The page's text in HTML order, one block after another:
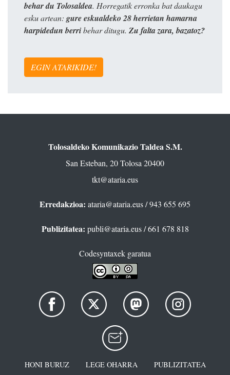
behar du Tolosaldea. Horregatik erronka bat daukagu
esku artean: gure eskualdeko 28 herrietan hamarna
harpidedun berribehar ditugu. Zu falta zara, bazatoz?
EGIN ATARIKIDE!
Tolosaldeko Komunikazio Taldea S.M.
San Esteban, 20 Tolosa 20400
tkt@ataria.eus
Erredakzioa: ataria@ataria.eus/ 943 655 695
Publizitatea: publi@ataria.eus/ 661 678 818
Codesyntaxek garatua
HONI BURUZ LEGE OHARRA
PUBLIZITATEA